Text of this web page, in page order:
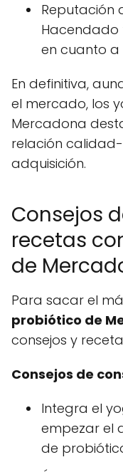
Reputación
Hacendado
en cuanto
En definitiva,
el mercado, los
Mercadona
relación
adquisición.
Consejos
recetas
de
Para sacar el
probiótico de
consejos y
Consejos de
Integra el
empezar el
de